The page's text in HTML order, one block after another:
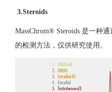
3.Steroids
MassChrom® Steroids 是一种
的检测方法，仅供研究使用。